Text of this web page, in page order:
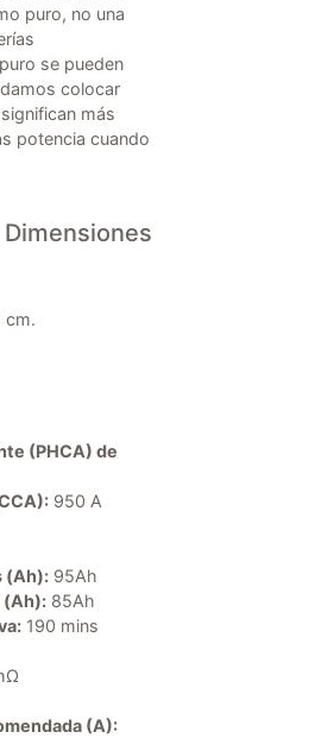
puro, no una
se pueden
colocar
más
potencia cuando
Dimensiones
cm.
(PHCA) de
950 A
(Ah):95Ah
(Ah):85Ah
190 mins
(A):